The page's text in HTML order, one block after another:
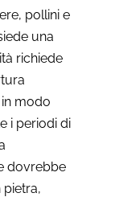
pollini e
una
richiede
modo
i periodi di
dovrebbe
pietra,